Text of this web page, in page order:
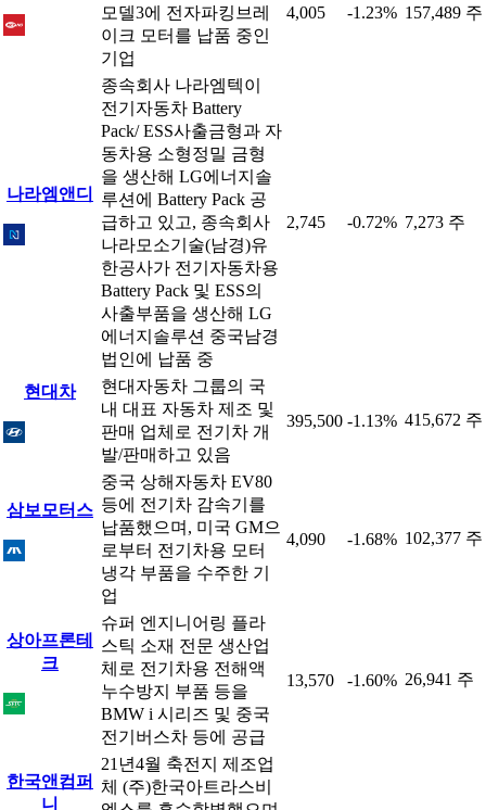
모델3에 전자파킹브레
이크 모터를 납품 중인
기업
4,005 -1.23% 157,489 주
나라엠앤디
종속회사 나라엠텍이
전기자동차 Battery
Pack/ ESS사출금형과 자
동차용 소형정밀 금형
을 생산해 LG에너지솔
루션에 Battery Pack 공
급하고 있고, 종속회사
나라모소기술(남경)유
한공사가 전기자동차용
Battery Pack 및 ESS의
사출부품을 생산해 LG
에너지솔루션 중국남경
법인에 납품 중
2,745 -0.72% 7,273 주
현대차
현대자동차 그룹의 국
내 대표 자동차 제조 및
판매 업체로 전기차 개
발/판매하고 있음
395,500 -1.13% 415,672 주
삼보모터스
중국 상해자동차 EV80
등에 전기차 감속기를
납품했으며, 미국 GM으
로부터 전기차용 모터
냉각 부품을 수주한 기
업
4,090 -1.68% 102,377 주
상아프론테
크
슈퍼 엔지니어링 플라
스틱 소재 전문 생산업
체로 전기차용 전해액
누수방지 부품 등을
BMW i 시리즈 및 중국
전기버스차 등에 공급
13,570 -1.60% 26,941 주
한국앤컴퍼
니
21년4월 축전지 제조업
체 (주)한국아트라스비